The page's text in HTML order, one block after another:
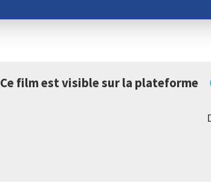
Ce film est visible sur la plateforme